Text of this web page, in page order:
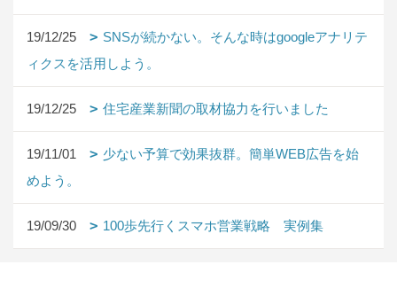
19/12/25
SNSが続かない。そんな時はgoogleアナリテ
ィクスを活用しよう。
19/12/25 住宅産業新聞の取材協力を行いました
19/11/01
少ない予算で効果抜群。簡単WEB広告を始
めよう。
19/09/30 100歩先行くスマホ営業戦略 実例集